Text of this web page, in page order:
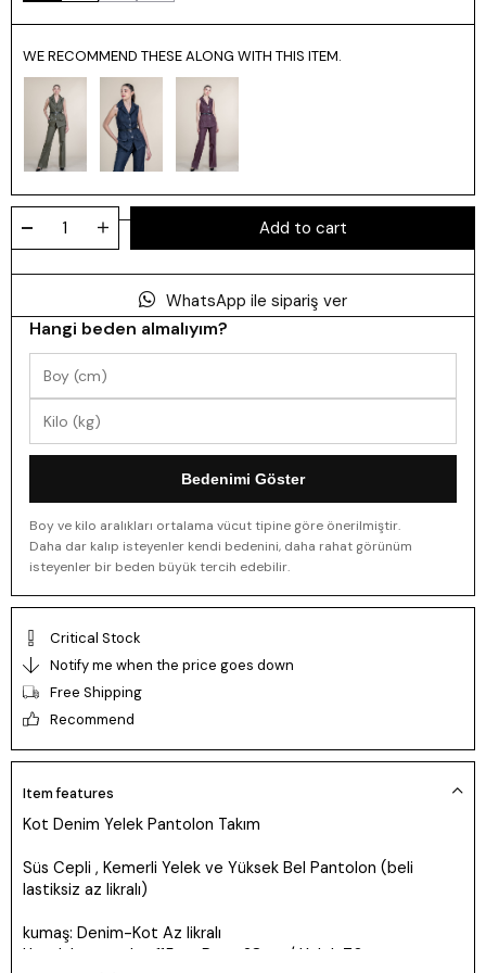
WE RECOMMEND THESE ALONG WITH THIS ITEM.
WhatsApp ile sipariş ver
Hangi beden almalıyım?
Bedenimi Göster
Boy ve kilo aralıkları ortalama vücut tipine göre önerilmiştir.
Daha dar kalıp isteyenler kendi bedenini, daha rahat görünüm
isteyenler bir beden büyük tercih edebilir.
Critical Stock
Notify me when the price goes down
Free Shipping
Recommend
Item features
Kot Denim Yelek Pantolon Takım
Süs Cepli , Kemerli Yelek ve Yüksek Bel Pantolon (beli
lastiksiz az likralı)
kumaş: Denim-Kot Az likralı
Uzunluk: pantolon 115cm Paça 28cm / Yelek 70cm